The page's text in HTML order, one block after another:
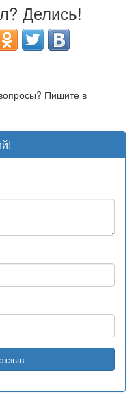
Делись!
Пишите в